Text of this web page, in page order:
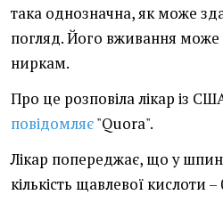
така однозначна, як може
погляд. Його вживання
ниркам.
Про це розповіла лікар із
повідомляє"Quora".
Лікар попереджає, що у
кількість щавлевої кислоти –